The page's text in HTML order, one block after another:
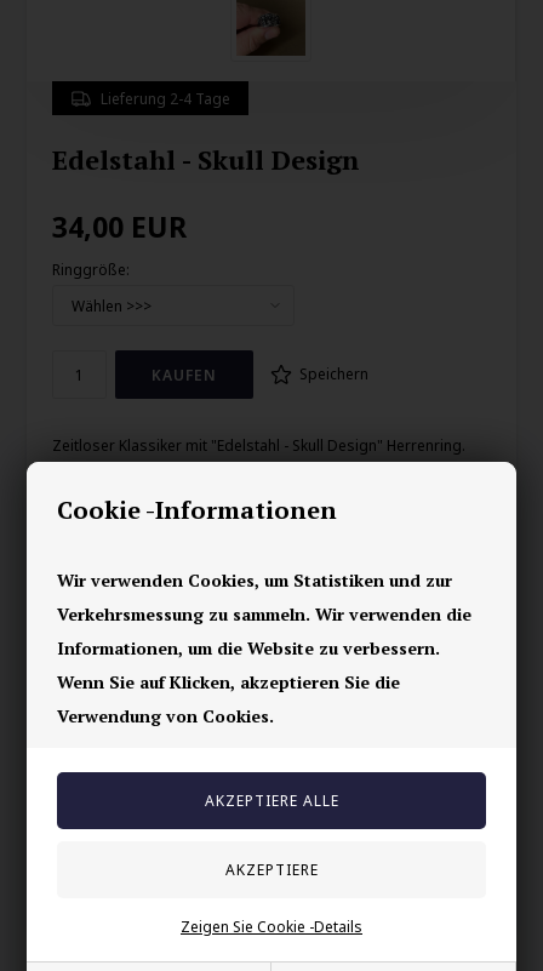
Cookie -Informationen
Wir verwenden Cookies, um Statistiken und zur
Verkehrsmessung zu sammeln. Wir verwenden die
Informationen, um die Website zu verbessern.
Wenn Sie auf Klicken, akzeptieren Sie die
Verwendung von Cookies.
Zeigen Sie Cookie -Details
Lieferung 2-4 Tage
Edelstahl - Skull Design
34,00 EUR
Ringgröße:
Speichern
Zeitloser Klassiker mit "Edelstahl - Skull Design" Herrenring.
einem einzigartigen Skull-Motiv.
Perfekt für den modernen Mann mit einer Vorliebe für Biker-Stil.
Breite: 8mm.
Ihre Sicherheit
100% nikkelfrei schmuck